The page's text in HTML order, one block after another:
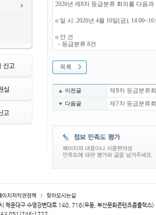
2026년 제8차 등급분류 회의를 다음
o 일 시: 2026년 4월 10일(금),
o 안 건
- 등급분류 8건
목록
▲ 이전글 제9차 등급분류
▼ 다음글 제7차 등급분류